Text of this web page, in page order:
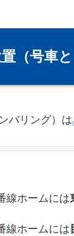
（号車
バリング）は
線ホームには
線ホームには